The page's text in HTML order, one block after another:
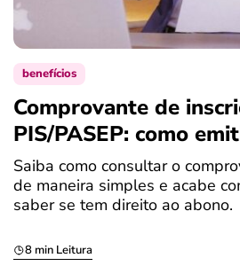
benefícios
Comprovante de
PIS/PASEP: como
Saiba como consultar o
de maneira simples e acabe
saber se tem direito ao abono.
8 min Leitura